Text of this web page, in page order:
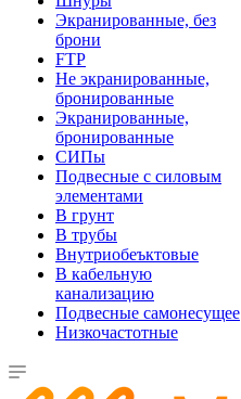
Экранированные, без
брони
FTP
Не экранированные,
бронированные
Экранированные,
бронированные
СИПы
Подвесные с силовым
элементами
В грунт
В трубы
Внутриобеъктовые
В кабельную
канализацию
Подвесные самонесущее
Низкочастотные